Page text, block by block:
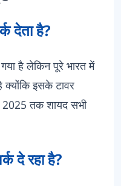
देता है?
है लेकिन पूरे भारत में
क्योंकि इसके टावर
2025 तक शायद सभी
दे रहा है?